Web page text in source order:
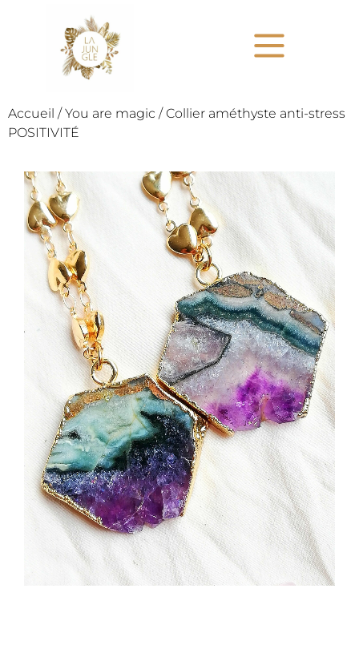
Accueil /You are magic / Collier améthyste anti-stress
POSITIVITÉ